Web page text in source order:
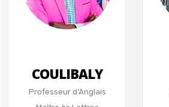
COULIBALY
Professeur d’Anglais